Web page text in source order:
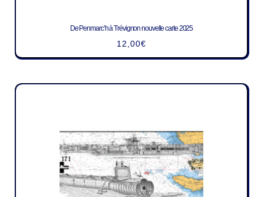
De Penmarc’h à Trévignon nouvelle carte 2025
12,00€